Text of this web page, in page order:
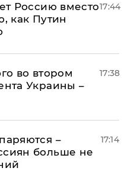
Россию вместо
как Путин
17:44
во втором
Украины –
17:38
–
больше не
17:14